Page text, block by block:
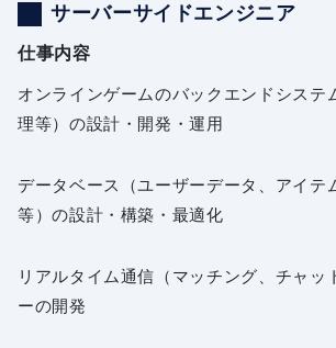
サーバーサイドエンジニア
仕事内容
オンラインゲームのバックエンドシステ
理等）の設計・開発・運用
データベース（ユーザーデータ、アイテ
等）の設計・構築・最適化
リアルタイム通信（マッチング、チャッ
ーの開発